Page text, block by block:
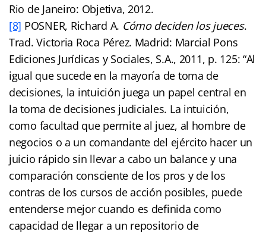
Rio de Janeiro: Objetiva, 2012.
[8] POSNER, Richard A. Cómo deciden los jueces.
Trad. Victoria Roca Pérez. Madrid: Marcial Pons
Ediciones Jurídicas y Sociales, S.A., 2011, p. 125: “Al
igual que sucede en la mayoría de toma de
decisiones, la intuición juega un papel central en
la toma de decisiones judiciales. La intuición,
como facultad que permite al juez, al hombre de
negocios o a un comandante del ejército hacer un
juicio rápido sin llevar a cabo un balance y una
comparación consciente de los pros y de los
contras de los cursos de acción posibles, puede
entenderse mejor cuando es definida como
capacidad de llegar a un repositorio de